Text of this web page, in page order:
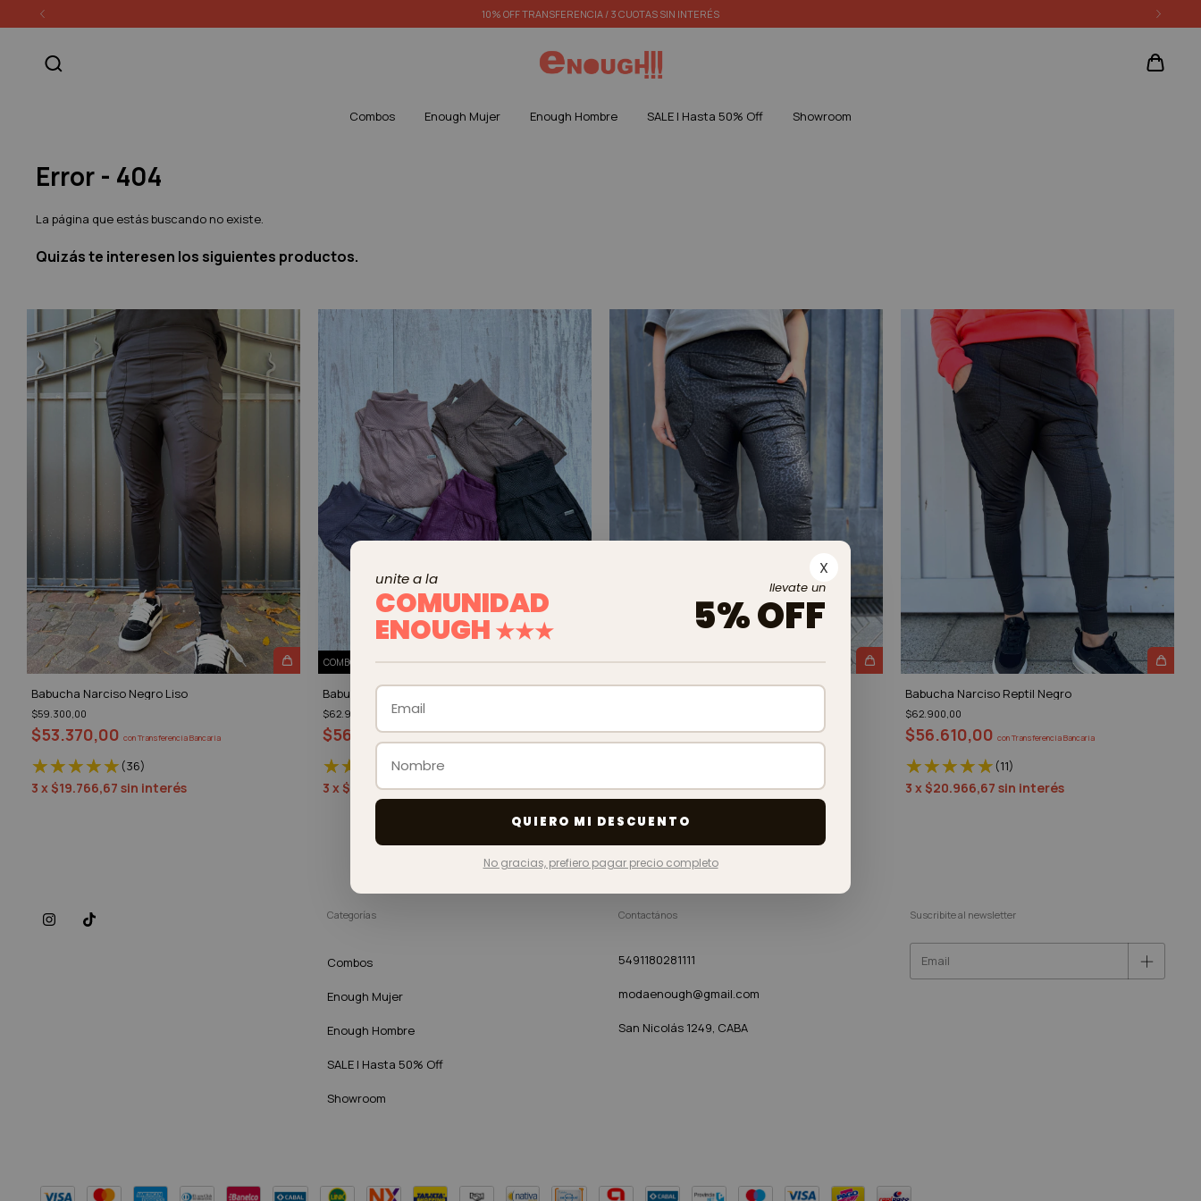
10% OFF TRANSFERENCIA / 3 CUOTAS SIN INTERÉS
Combos Enough Mujer Enough Hombre SALE | Hasta 50% Off Showroom
Error - 404
La página que estás buscando no existe.
Quizás te interesen los siguientes productos.
Babucha Narciso Negro Liso
$59.300,00
$53.370,00 conTransferencia Bancaria
(36)
3 x $19.766,67 sin interés
COMBO HASTA 10% OFF
Babucha Narciso Croco
$62.900,00
$56.610,00
(10)
3 x $20.966,67sin interés
-20%
$45.288,00
3x$16.773,33sin interés
Babucha Narciso Reptil Negro
$62.900,00
$56.610,00 conTransferencia Bancaria
(11)
3 x $20.966,67 sin interés
Categorías
Combos
Enough Mujer
Enough Hombre
SALE | Hasta 50% Off
Showroom
Contactános
5491180281111
modaenough@gmail.com
San Nicolás 1249, CABA
Suscribite al newsletter
X
unite a la
COMUNIDAD
ENOUGH ★★★
llevate un
5% OFF
QUIERO MI DESCUENTO
No gracias, prefiero pagar precio completo